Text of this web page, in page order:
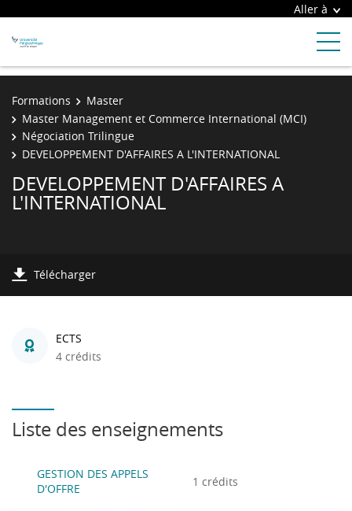
Aller à
Formations
Master
Master Management et Commerce International (MCI)
Négociation Trilingue
DEVELOPPEMENT D'AFFAIRES A L'INTERNATIONAL
DEVELOPPEMENT D'AFFAIRES A
L'INTERNATIONAL
Télécharger
ECTS
4 crédits
Liste des enseignements
GESTION DES APPELS
D'OFFRE
1 crédits